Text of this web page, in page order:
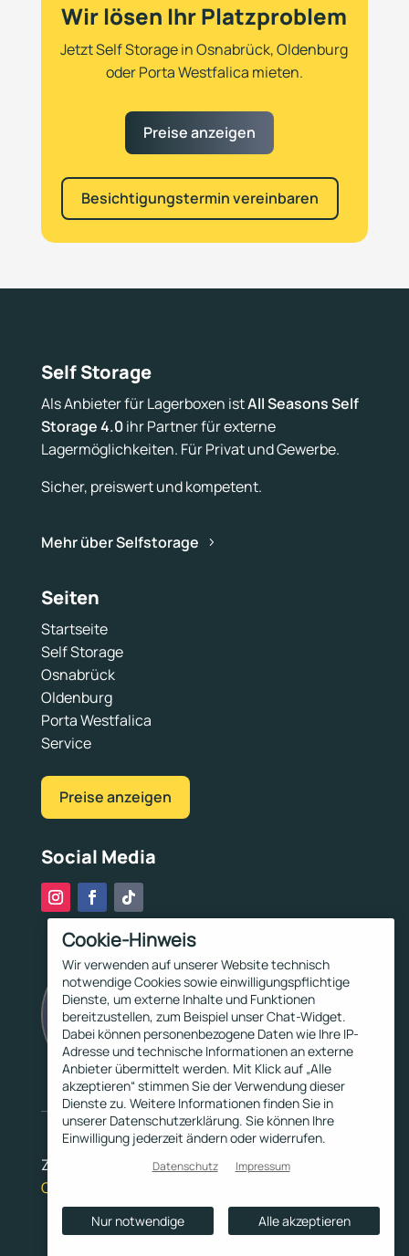
Wir lösen Ihr Platzproblem
Jetzt Self Storage in Osnabrück, Oldenburg
oder Porta Westfalica mieten.
Preise anzeigen
Besichtigungstermin vereinbaren
Self Storage
Als Anbieter für Lagerboxen istAll Seasons Self
Storage 4.0ihr Partner für externe
Lagermöglichkeiten. Für Privat und Gewerbe.
Sicher, preiswert und kompetent.
Mehr über Selfstorage
Seiten
Startseite
Self Storage
Osnabrück
Oldenburg
Porta Westfalica
Service
Preise anzeigen
Social Media
Zustimmungsstatus: Cookies abgelehnt.
Cookies erlauben
Impressum Datenschutz AGB
Werbeagentur Osnabrück
Cookie-Hinweis
Wir verwenden auf unserer Website technisch
notwendige Cookies sowie einwilligungspflichtige
Dienste, um externe Inhalte und Funktionen
bereitzustellen, zum Beispiel unser Chat-Widget.
Dabei können personenbezogene Daten wie Ihre IP-
Adresse und technische Informationen an externe
Anbieter übermittelt werden. Mit Klick auf „Alle
akzeptieren“ stimmen Sie der Verwendung dieser
Dienste zu. Weitere Informationen finden Sie in
unserer Datenschutzerklärung. Sie können Ihre
Einwilligung jederzeit ändern oder widerrufen.
Datenschutz Impressum
Nur notwendige Alle akzeptieren